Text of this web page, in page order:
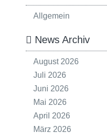
Allgemein
News Archiv
August 2026
Juli 2026
Juni 2026
Mai 2026
April 2026
März 2026